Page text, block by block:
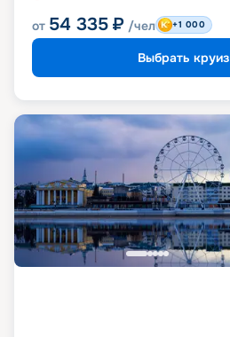
от 54 335 ₽ /чел +1 000
Выбрать круиз